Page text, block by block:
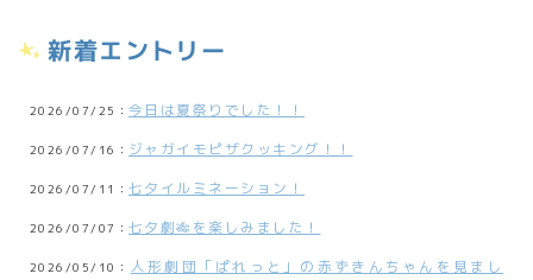
新着エントリー
2026/07/25：今日は夏祭りでした！！
2026/07/16： ジャガイモピザクッキング！！
2026/07/11：七夕イルミネーション！
2026/07/07：七夕劇🎋を楽しみました！
2026/05/10： 人形劇団「ぱれっと」の赤ずきんちゃんを見まし